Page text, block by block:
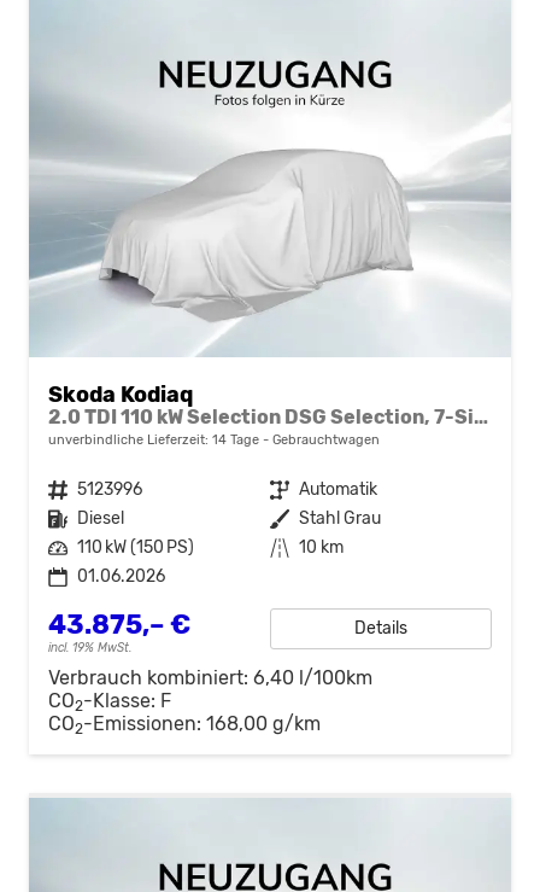
Skoda Kodiaq
2.0 TDI 110 kW Selection DSG Selection, 7-Sitzer, AHK, Navi, Side, Kamera, Winter, 4 J.-Garantie
unverbindliche Lieferzeit: 14 Tage Gebrauchtwagen
Fahrzeugnr. 5123996 Getriebe Automatik
Kraftstoff Diesel Außenfarbe Stahl Grau
Leistung 110 kW (150 PS) Kilometerstand 10 km
01.06.2026
43.875,– €
incl. 19% MwSt.
Details
Verbrauch kombiniert: 6,40 l/100km
CO2-Klasse: F
CO2-Emissionen: 168,00 g/km